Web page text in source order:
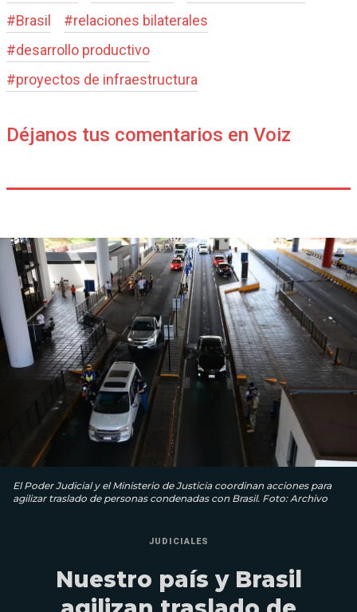
#Brasil #relaciones bilaterales
#desarrollo productivo
#proyectos de infraestructura
Déjanos tus comentarios en Voiz
El Poder Judicial y el Ministerio de Justicia coordinan acciones para
agilizar traslado de personas condenadas con Brasil. Foto: Archivo
JUDICIALES
Nuestro país y Brasil